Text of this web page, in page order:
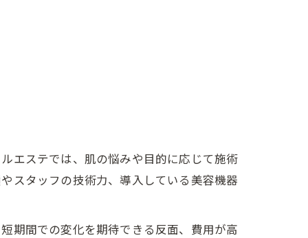
エステでは、肌の悩みや目的に応じて施術
スタッフの技術力、導入している美容機器
期間での変化を期待できる反面、費用が高